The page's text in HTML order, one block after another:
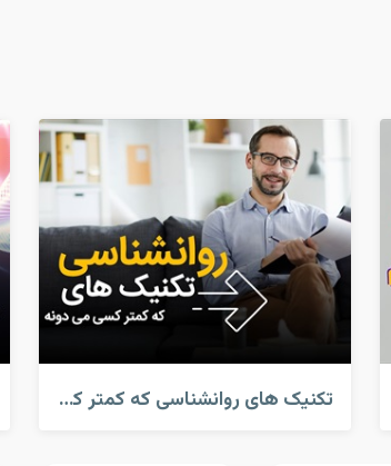
تکنیک های روانشناسی که کمتر کسی میدونه